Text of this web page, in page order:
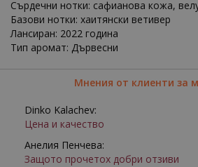
Сърдечни нотки: сафианова кожа,
Базови нотки: хаитянски ветивер
Лансиран: 2022 година
Тип аромат: Дървесни
Мнения от клиенти за
Dinko Kalachev:
Цена и качество
Анелия Пенчева:
Защото прочетох добри отзиви